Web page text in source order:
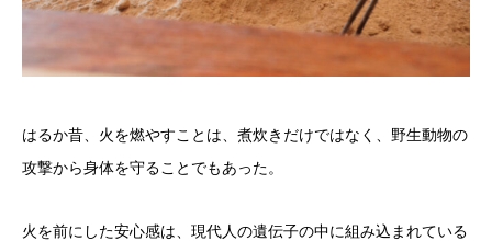
はるか昔、火を燃やすことは、煮炊きだけではなく、野生動物の
攻撃から身体を守ることでもあった。
火を前にした安心感は、現代人の遺伝子の中に組み込まれている